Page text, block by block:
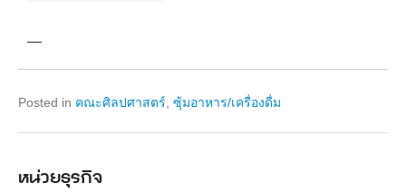
—
Posted in คณะศิลปศาสตร์, ซุ้มอาหาร/เครื่องดื่ม
หน่วยธุรกิจ